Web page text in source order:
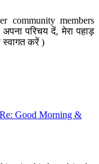
community members
परिचय दें, मेरा पहाड़
करें )
Re: Good Morning &